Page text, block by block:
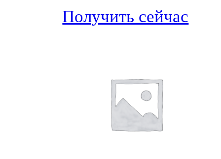
Получить сейчас